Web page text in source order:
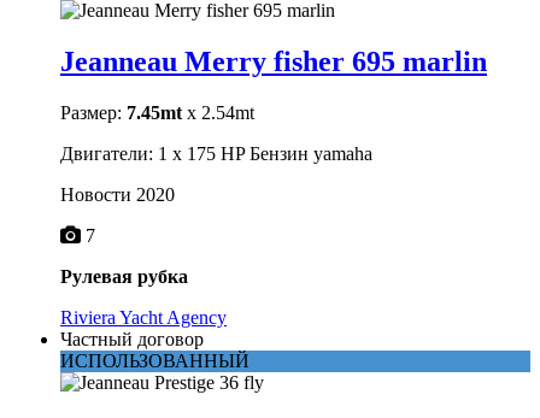
Jeanneau Merry fisher 695 marlin
Размер: 7.45mt x 2.54mt
Двигатели: 1 x 175 HP Бензин yamaha
Новости 2020
7
Рулевая рубка
Riviera Yacht Agency
Частный договор
ИСПОЛЬЗОВАННЫЙ